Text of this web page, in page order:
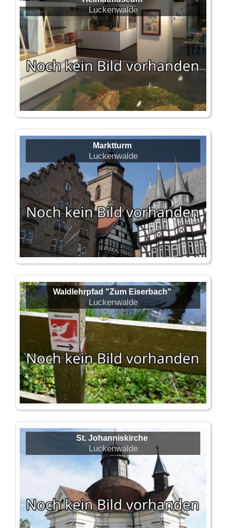
Luckenwalde
Marktturm
Luckenwalde
Waldlehrpfad "Zum Eiserbach"
Luckenwalde
St. Johanniskirche
Luckenwalde